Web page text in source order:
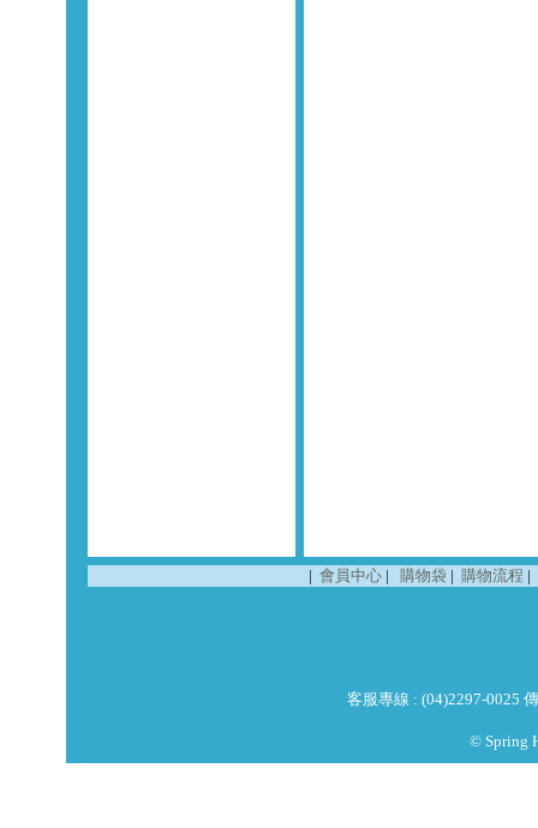
| 會員中心 | 購物袋 | 購物流程 |
客服專線 : (04)2297-0025
© Spring